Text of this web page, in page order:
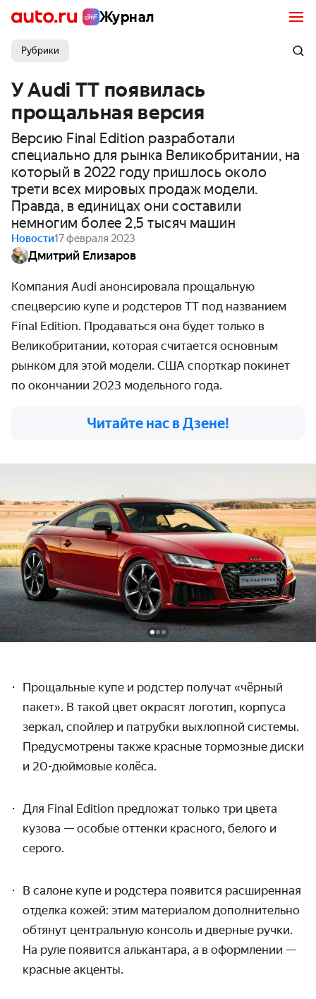
Журнал
Рубрики
У Audi TT появилась
прощальная версия
Версию Final Edition разработали
специально для рынка Великобритании, на
который в 2022 году пришлось около
трети всех мировых продаж модели.
Правда, в единицах они составили
немногим более 2,5 тысяч машин
Новости17 февраля 2023
Дмитрий Елизаров
Компания Audi анонсировала прощальную
спецверсию купе и родстеров TT под названием
Final Edition. Продаваться она будет только в
Великобритании, которая считается основным
рынком для этой модели. США спорткар покинет
по окончании 2023 модельного года.
Читайте нас в Дзене!
Прощальные купе и родстер получат «чёрный
пакет». В такой цвет окрасят логотип, корпуса
зеркал, спойлер и патрубки выхлопной системы.
Предусмотрены также красные тормозные диски
и 20-дюймовые колёса.
Для Final Edition предложат только три цвета
кузова — особые оттенки красного, белого и
серого.
В салоне купе и родстера появится расширенная
отделка кожей: этим материалом дополнительно
обтянут центральную консоль и дверные ручки.
На руле появится алькантара, а в оформлении —
красные акценты.